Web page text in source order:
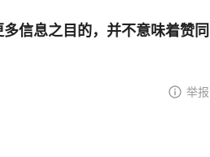
信息之目的，并不意味着赞同
举报